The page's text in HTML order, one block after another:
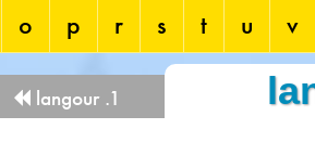
o
p r s t u v
langour .1